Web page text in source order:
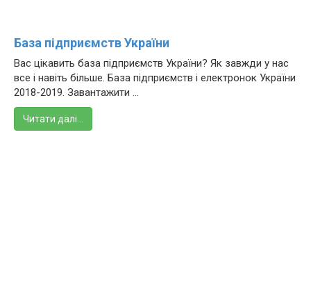
База підприємств України
Вас цікавить база підприємств України? Як завжди у нас
все і навіть більше. База підприємств і електронок України
2018-2019. Завантажити ...
Читати далі…